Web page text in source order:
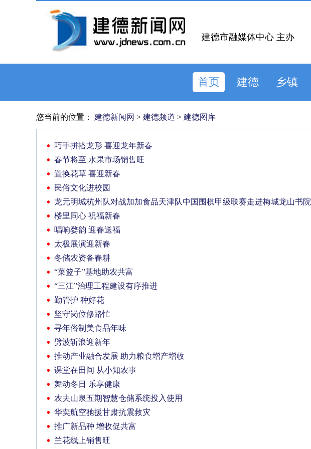
建德市融媒体中心 主办
首页 建德 乡镇
您当前的位置： 建德新闻网 > 建德频道 > 建德图库
巧手拼搭龙形 喜迎龙年新春
春节将至 水果市场销售旺
置换花草 喜迎新春
民俗文化进校园
龙元明城杭州队对战加加食品天津队中国围棋甲级联赛走进梅城龙山书院
楼里同心 祝福新春
唱响婺韵 迎春送福
太极展演迎新春
冬储农资备春耕
“菜篮子”基地助农共富
“三江”治理工程建设有序推进
勤管护 种好花
坚守岗位修路忙
寻年俗制美食品年味
劈波斩浪迎新年
推动产业融合发展 助力粮食增产增收
课堂在田间 从小知农事
舞动冬日 乐享健康
农夫山泉五期智慧仓储系统投入使用
华奕航空驰援甘肃抗震救灾
推广新品种 增收促共富
兰花线上销售旺